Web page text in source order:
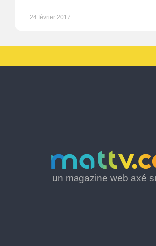
24 février 2017
un magazine web axé